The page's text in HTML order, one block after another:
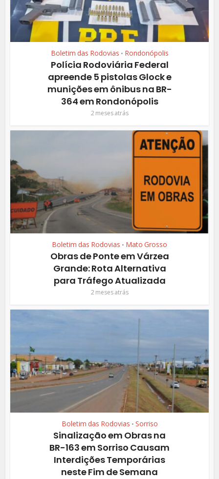
Boletim das Rodovias • Rondonópolis
Polícia Rodoviária Federal
apreende 5 pistolas Glock e
munições em ônibus na BR-
364 em Rondonópolis
2 meses atrás
Boletim das Rodovias • Mato Grosso
Obras de Ponte em Várzea
Grande: Rota Alternativa
para Tráfego Atualizada
2 meses atrás
Boletim das Rodovias • Sorriso
Sinalização em Obras na
BR-163 em Sorriso Causam
Interdições Temporárias
neste Fim de Semana